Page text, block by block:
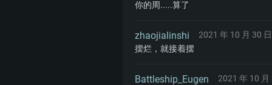
你的周.....算了
zhaojialinshi
2021 年 10 月 30 日
摆烂，就接着摆
Battleship_Eugen 2021 年 10 月